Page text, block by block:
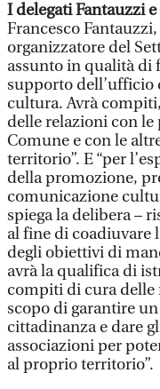
I delegati Fantauzzi
Francesco
organizzatore del
assunto in qualità
supporto dell’ufficio
cultura. Avrà
delle relazioni con
Comune e con le
territorio”. E “per
della promozione,
comunicazione
spiega la delibera –
al fine di coadiuvare
degli obiettivi di
avrà la qualifica di
compiti di cura
scopo di garantire
cittadinanza e dare
associazioni per
al proprio territorio”.